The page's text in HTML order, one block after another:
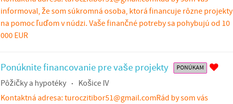
informoval, že som súkromná osoba, ktorá financuje rôzne projekty
na pomoc ľuďom v núdzi. Vaše finančné potreby sa pohybujú od 10
000 EUR
Ponúknite financovanie pre vaše projekty PONÚKAM
Pôžičky a hypotéky
Košice IV
Kontaktná adresa: turoczitibor51@gmail.comRád by som vás